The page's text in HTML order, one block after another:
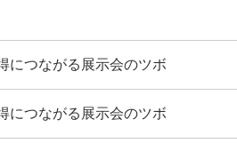
につながる展示会のツボ
につながる展示会のツボ